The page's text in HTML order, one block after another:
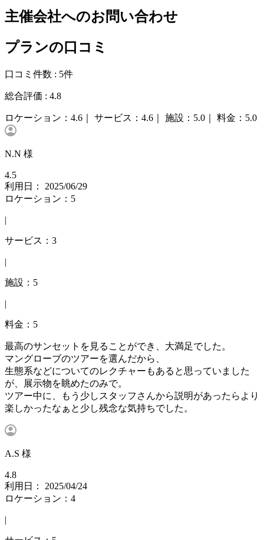
主催会社へのお問い合わせ
プランの口コミ
口コミ件数 : 5件
総合評価 : 4.8
ロケーション： 4.6｜ サービス： 4.6｜ 施設： 5.0｜ 料金： 5.0
N.N 様
4.5
利用日： 2025/06/29
ロケーション：5
|
サービス：3
|
施設：5
|
料金：5
最高のサンセットを見ることができ、大満足でした。
マングローブのツアーを選んだから、
生態系などについてのレクチャーもあると思っていました
が、展示物を眺めたのみで。
ツアー中に、もう少しスタッフさんから説明があったらより
楽しかったなぁと少し残念な気持ちでした。
A.S 様
4.8
利用日： 2025/04/24
ロケーション：4
|